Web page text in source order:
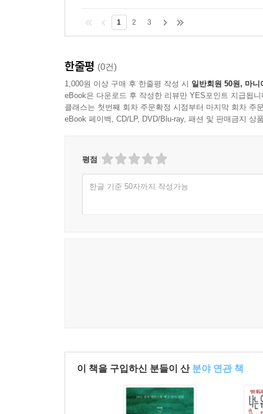
1 2 3
한줄평 (0건)
1,000원 이상 구매 후 한줄평 작성 시 일반회원 50원, 마니
eBook은 다운로드 후 작성한 리뷰만 YES포인트 지급됩니
클래스는 첫번째 회차 주문확정 시점부터 마지막 회차 주
eBook 페이백, CD/LP, DVD/Blu-ray, 패션 및 판매금지 상
평점
한글 기준 50자까지 작성가능
이 책을 구입하신 분들이 산 분야 연관 책